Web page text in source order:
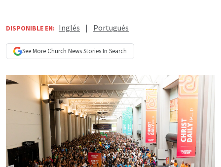
DISPONIBLE EN: Inglés | Portugués
See More Church NewsStories In Search